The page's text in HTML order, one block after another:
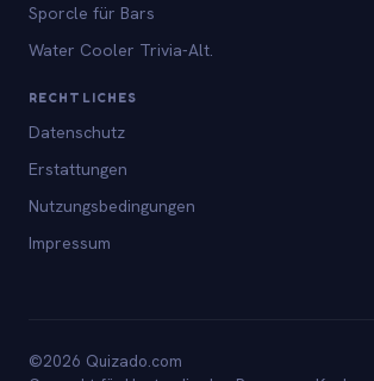
Sporcle für Bars
Water Cooler Trivia-Alt.
RECHTLICHES
Datenschutz
Erstattungen
Nutzungsbedingungen
Impressum
©2026 Quizado.com